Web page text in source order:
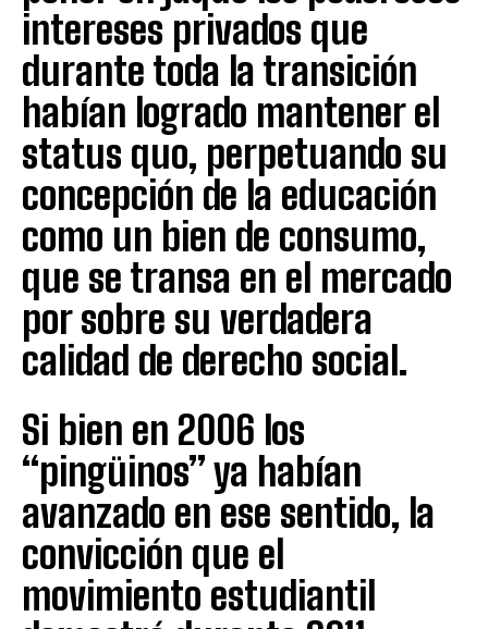
intereses privados que
durante toda la transición
habían logrado mantener el
status quo, perpetuando su
concepción de la educación
como un bien de consumo,
que se transa en el mercado
por sobre su verdadera
calidad de derecho social.
Si bien en 2006 los
“pingüinos” ya habían
avanzado en ese sentido, la
convicción que el
movimiento estudiantil